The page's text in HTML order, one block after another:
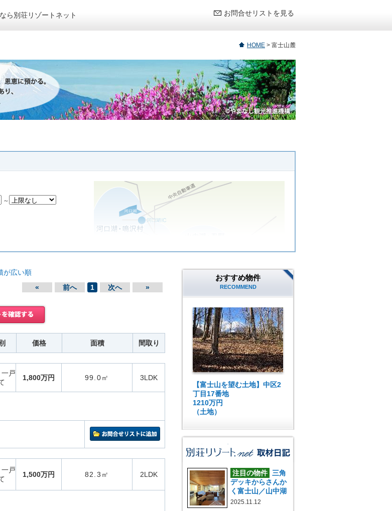
ら別荘リゾートネット お問合せリストを見る
HOME > 富士山麓
～
が広い順
« 前へ 1 次へ »
価格 面積 間取り
戸
1,800万円 99.0㎡ 3LDK
戸
1,500万円 82.3㎡ 2LDK
おすすめ物件
RECOMMEND
【富士山を望む土地】中区2
丁目17番地
1210万円
（土地）
注目の物件
三角
デッキからさんか
く富士山／山中湖
2025.11.12